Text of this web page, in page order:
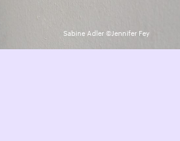
Sabine Adler ©Jennifer Fey